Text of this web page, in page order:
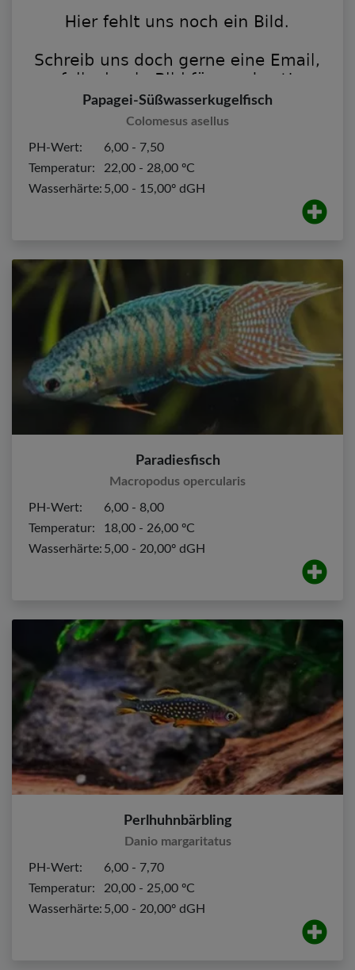
Papagei-Süßwasserkugelfisch
Colomesus asellus
PH-Wert:
6,00 - 7,50
Temperatur:
22,00 - 28,00 ºC
Wasserhärte: 5,00 - 15,00º dGH
Paradiesfisch
Macropodus opercularis
PH-Wert:
6,00 - 8,00
Temperatur:
18,00 - 26,00 ºC
Wasserhärte: 5,00 - 20,00º dGH
Perlhuhnbärbling
Danio margaritatus
PH-Wert:
6,00 - 7,70
Temperatur:
20,00 - 25,00 ºC
Wasserhärte: 5,00 - 20,00º dGH